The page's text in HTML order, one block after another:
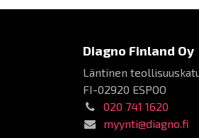
Diagno Finland Oy
Läntinen
FI-02920 ESPOO
020 741 1620
myynti@diagno.fi